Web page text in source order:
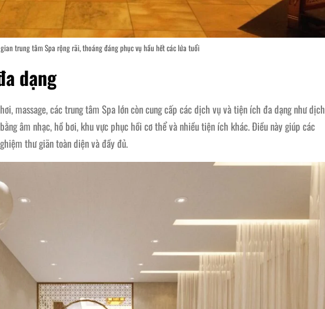
trung tâm Spa rộng rãi, thoáng đáng phục vụ hầu hết các lứa tuổi
dạng
massage, các trung tâm Spa lớn còn cung cấp các dịch vụ và tiện ích đa dạng như dịch
âm nhạc, hồ bơi, khu vực phục hồi cơ thể và nhiều tiện ích khác. Điều này giúp các
thư giãn toàn diện và đầy đủ.